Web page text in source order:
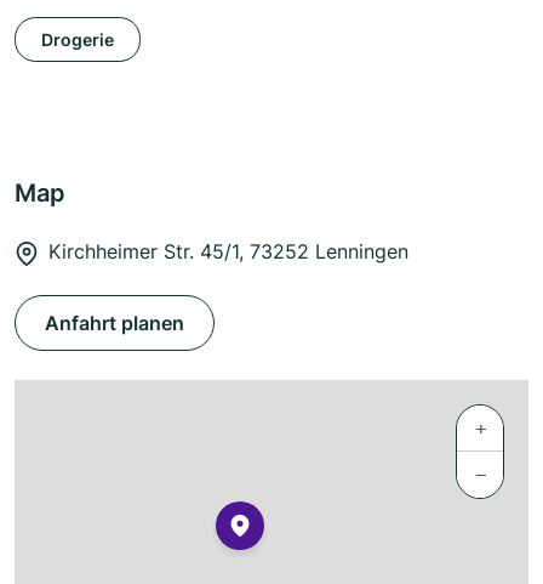
Drogerie
Map
Kirchheimer Str. 45/1, 73252 Lenningen
Anfahrt planen
+
−